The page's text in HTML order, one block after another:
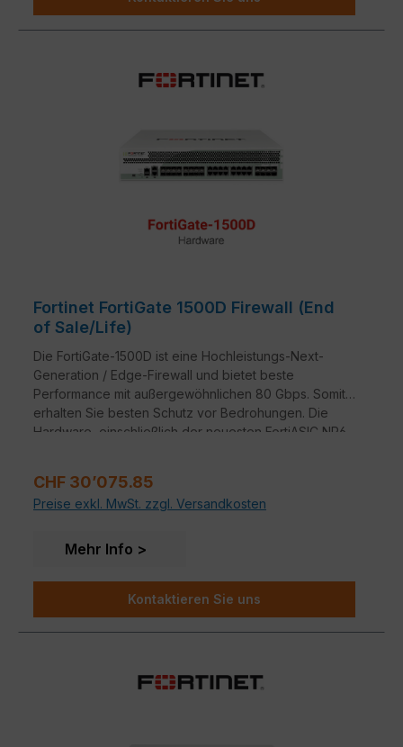
Fortinet FortiGate 1500D Firewall (End
of Sale/Life)
Die FortiGate-1500D ist eine Hochleistungs-Next-
Generation / Edge-Firewall und bietet beste
Performance mit außergewöhnlichen 80 Gbps. Somit
erhalten Sie besten Schutz vor Bedrohungen. Die
Hardware, einschließlich der neuesten FortiASIC NP6
Maßstäbe. Das Gerät bietet einen ausgezeichneten
Schutz Ihrer Anwendungen und Ihres Netzwerkes,
beeinträchtigen.
Regulärer Preis:
CHF 30’075.85
Preise exkl. MwSt. zzgl. Versandkosten
Mehr Info
Kontaktieren Sie uns